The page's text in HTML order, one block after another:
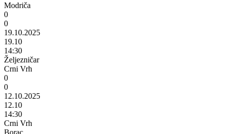
Modriča
0
0
19.10.2025
19.10
14:30
Željezničar
Crni Vrh
0
0
12.10.2025
12.10
14:30
Crni Vrh
Borac